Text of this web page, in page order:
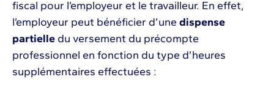
fiscal pour l’employeur et le travailleur. En effet,
l’employeur peut bénéficier d’une dispense
partielle du versement du précompte
professionnel en fonction du type d’heures
supplémentaires effectuées :